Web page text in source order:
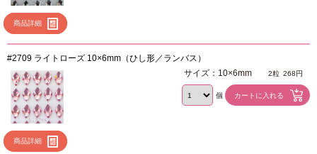
商品詳細
#2709 ライトローズ 10×6mm（ひし形／ランバス）
商品詳細
サイズ：10×6mm 2粒 268円
個